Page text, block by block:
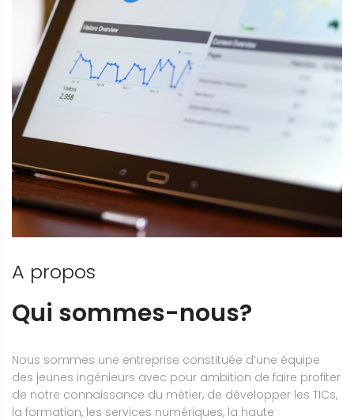
A propos
Qui sommes-nous?
Nous sommes une entreprise constituée d’une équipe
des jeunes ingénieurs avec pour ambition de faire profiter
de notre connaissance du métier, de développer les TICs,
la formation, les services numériques, la haute